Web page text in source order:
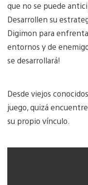
que no se puede
Desarrollen su
Digimon para
entornos y de
se desarrollará!
Desde viejos
juego, quizá
su propio vínculo.